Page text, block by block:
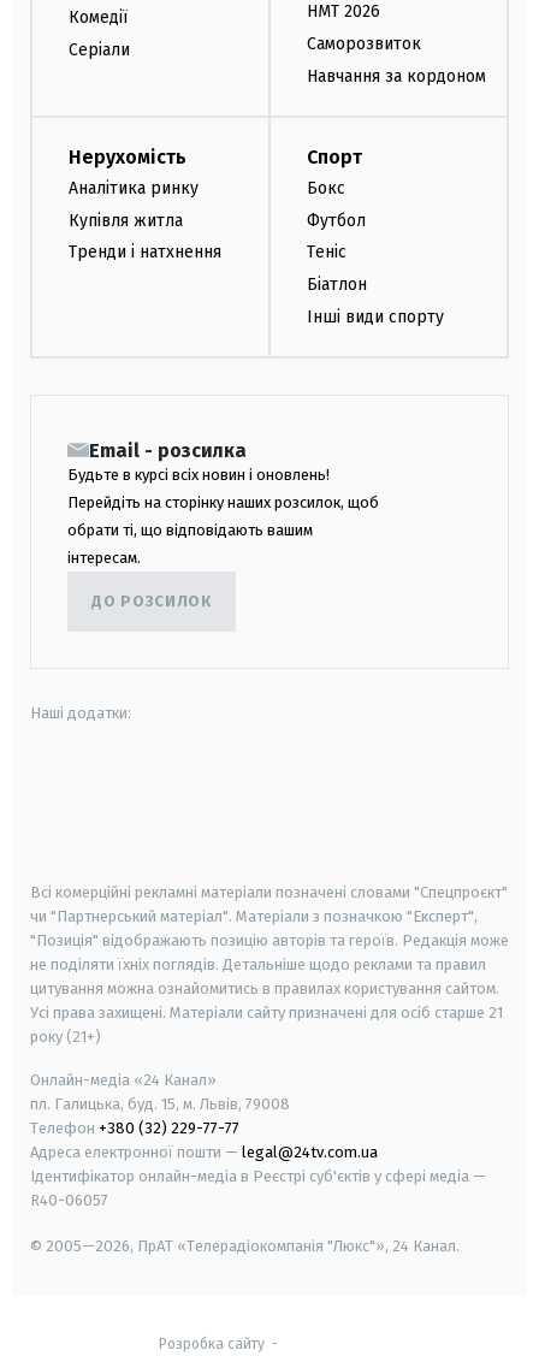
Комедії
Серіали
НМТ 2026
Саморозвиток
Навчання за кордоном
Нерухомість
Аналітика ринку
Купівля житла
Тренди і натхнення
Спорт
Бокс
Футбол
Теніс
Біатлон
Інші види спорту
Email - розсилка
Будьте в курсі всіх новин і оновлень!
Перейдіть на сторінку наших розсилок, щоб
обрати ті, що відповідають вашим
інтересам.
ДО РОЗСИЛОК
Наші додатки:
Всі комерційні рекламні матеріали позначені словами "Спецпроєкт"
чи "Партнерський матеріал". Матеріали з позначкою "Експерт",
"Позиція" відображають позицію авторів та героїв. Редакція може
не поділяти їхніх поглядів. Детальніше щодо реклами та правил
цитування можна ознайомитись в правилах користування сайтом.
Усі права захищені. Матеріали сайту призначені для осіб старше 21
року (21+)
Онлайн-медіа «24 Канал»
пл. Галицька, буд. 15, м. Львів, 79008
Телефон +380 (32) 229-77-77
Адреса електронної пошти — legal@24tv.com.ua
Ідентифікатор онлайн-медіа в Реєстрі суб'єктів у сфері медіа —
R40-06057
© 2005—2026, ПрАТ «Телерадіокомпанія "Люкс"», 24 Канал.
Розробка сайту-